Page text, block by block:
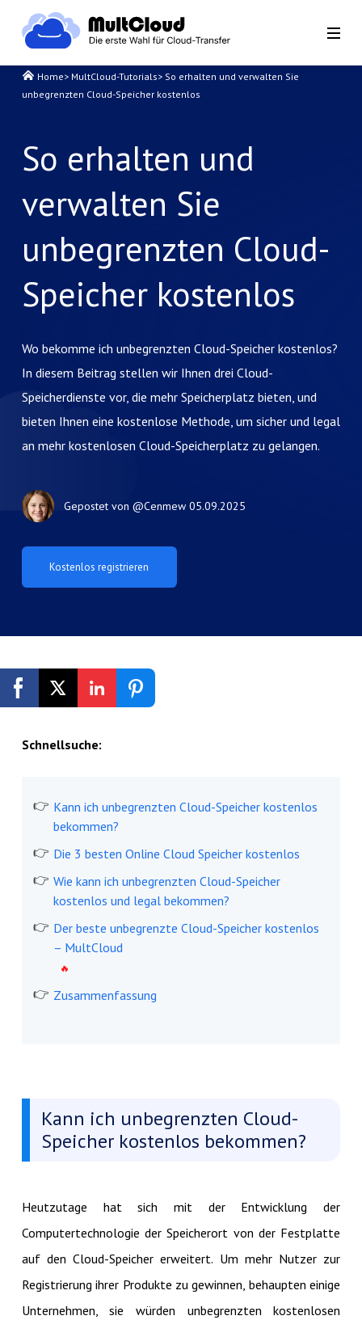
Home> MultCloud-Tutorials> So erhalten und verwalten Sie
unbegrenzten Cloud-Speicher kostenlos
So erhalten und
verwalten Sie
unbegrenzten Cloud-
Speicher kostenlos
Wo bekomme ich unbegrenzten Cloud-Speicher kostenlos?
In diesem Beitrag stellen wir Ihnen drei Cloud-
Speicherdienste vor, die mehr Speicherplatz bieten, und
bieten Ihnen eine kostenlose Methode, um sicher und legal
an mehr kostenlosen Cloud-Speicherplatz zu gelangen.
Kostenlos registrieren
Gepostet von @Cenmew 05.09.2025
Schnellsuche:
Kann ich unbegrenzten Cloud-Speicher kostenlos
bekommen?
Die 3 besten Online Cloud Speicher kostenlos
Wie kann ich unbegrenzten Cloud-Speicher
kostenlos und legal bekommen?
Der beste unbegrenzte Cloud-Speicher kostenlos
– MultCloud
Zusammenfassung
Kann ich unbegrenzten Cloud-
Speicher kostenlos bekommen?
Heutzutage hat sich mit der Entwicklung der
Computertechnologie der Speicherort von der Festplatte
auf den Cloud-Speicher erweitert. Um mehr Nutzer zur
Registrierung ihrer Produkte zu gewinnen, behaupten einige
Unternehmen, sie würden unbegrenzten kostenlosen